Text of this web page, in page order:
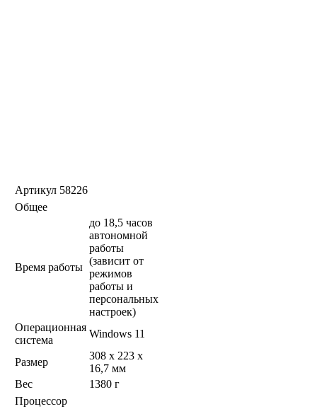
Артикул 58226
Общее
Время работы
до 18,5 часов
автономной
работы
(зависит от
режимов
работы и
персональных
настроек)
Операционная
система
Windows 11
Размер
308 x 223 x
16,7 мм
Вес
1380 г
Процессор